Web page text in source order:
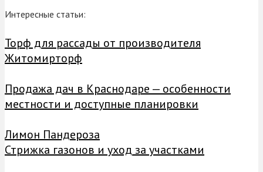
Интересные статьи:
Торф для рассады от производителя
Житомирторф
Продажа дач в Краснодаре — особенности
местности и доступные планировки
Лимон Пандероза
Стрижка газонов и уход за участками